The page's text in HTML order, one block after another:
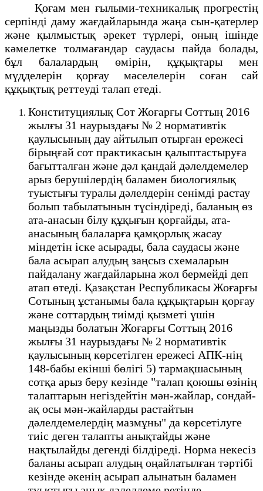
Қоғам мен ғылыми-техникалық прогрестің
серпінді даму жағдайларында жаңа сын-қатерлер
және қылмыстық әрекет түрлері, оның ішінде
кәмелетке толмағандар саудасы пайда болады,
бұл балалардың өмірін, құқықтары мен
мүдделерін қорғау мәселелерін соған сай
құқықтық реттеуді талап етеді.
Конституциялық Сот Жоғарғы Соттың 2016
жылғы 31 наурыздағы № 2 нормативтік
қаулысының дау айтылып отырған ережесі
бірыңғай сот практикасын қалыптастыруға
бағытталған және дәл қандай дәлелдемелер
арыз берушілердің баламен биологиялық
туыстығы туралы дәлелдерін сенімді растау
болып табылатынын түсіндіреді, баланың өз
ата-анасын білу құқығын қорғайды, ата-
анасының балаларға қамқорлық жасау
міндетін іске асырады, бала саудасы және
бала асырап алудың заңсыз схемаларын
пайдалану жағдайларына жол бермейді деп
атап өтеді. Қазақстан Республикасы Жоғарғы
Сотының ұстанымы бала құқықтарын қорғау
және соттардың тиімді қызметі үшін
маңызды болатын Жоғарғы Соттың 2016
жылғы 31 наурыздағы № 2 нормативтік
қаулысының көрсетілген ережесі АПК-нің
148-бабы екінші бөлігі 5) тармақшасының
сотқа арыз беру кезінде "талап қоюшы өзінің
талаптарын негіздейтін мән-жайлар, сондай-
ақ осы мән-жайларды растайтын
дәлелдемелердің мазмұны" да көрсетілуге
тиіс деген талапты анықтайды және
нақтылайды дегенді білдіреді. Норма некесіз
баланы асырап алудың оңайлатылған тәртібі
кезінде әкенің асырап алынатын баламен